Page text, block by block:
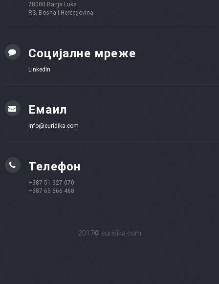
78000 Banja Luka
RS, Bosna i Hercegovina
Социјалне мреже
LinkedIn
Емаил
info@euridika.com
Телефон
+387 51 327 070
+387 65 666 468
2017© euridika.com